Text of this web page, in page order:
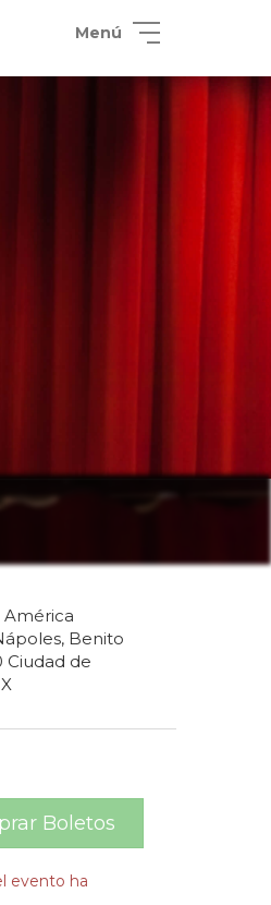
Menú
América
Benito
Ciudad de
Boletos
evento ha